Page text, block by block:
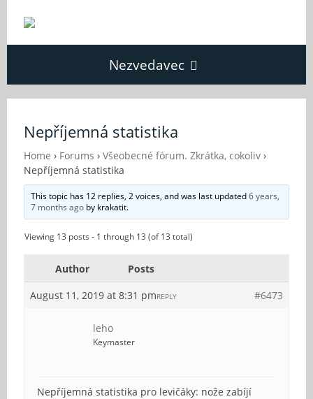
Nezvedavec
Fórum
O Nezvědavci
Kontakt
Nepříjemná statistika
Home › Forums › Všeobecné fórum. Zkrátka, cokoliv ›
Nepříjemná statistika
This topic has 12 replies, 2 voices, and was last updated6 years,
7 months ago by krakatit.
Viewing 13 posts - 1 through 13 (of 13 total)
Author
Posts
August 11, 2019 at 8:31 pm
#6473
REPLY
leho
Keymaster
Nepříjemná statistika pro levičáky: nože zabíjí